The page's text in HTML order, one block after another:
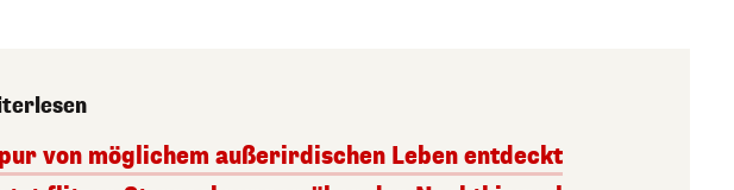
von möglichem außerirdischen Leben entdeckt